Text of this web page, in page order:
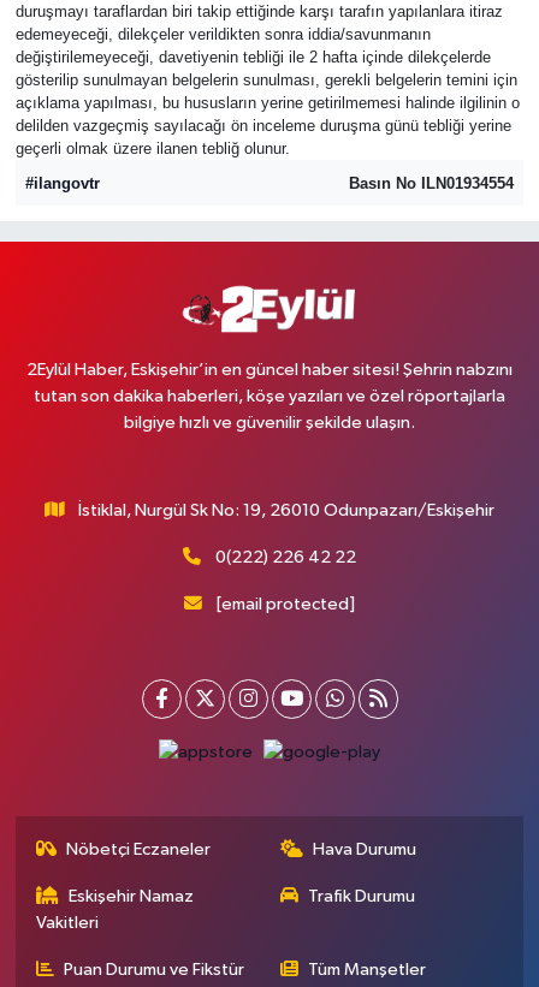
duruşmayı taraflardan biri takip ettiğinde karşı tarafın yapılanlara itiraz
edemeyeceği, dilekçeler verildikten sonra iddia/savunmanın
değiştirilemeyeceği, davetiyenin tebliği ile 2 hafta içinde dilekçelerde
gösterilip sunulmayan belgelerin sunulması, gerekli belgelerin temini için
açıklama yapılması, bu hususların yerine getirilmemesi halinde ilgilinin o
delilden vazgeçmiş sayılacağı ön inceleme duruşma günü tebliği yerine
geçerli olmak üzere ilanen tebliğ olunur.
#ilangovtr
Basın No ILN01934554
2Eylül Haber, Eskişehir’in en güncel haber sitesi! Şehrin nabzını
tutan son dakika haberleri, köşe yazıları ve özel röportajlarla
bilgiye hızlı ve güvenilir şekilde ulaşın.
İstiklal, Nurgül Sk No: 19, 26010 Odunpazarı/Eskişehir
0(222) 226 42 22
[email protected]
Nöbetçi Eczaneler Hava Durumu
Eskişehir Namaz
Vakitleri
Trafik Durumu
Puan Durumu ve Fikstür Tüm Manşetler